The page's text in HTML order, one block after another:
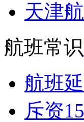
天津
航班常识
航班
斥资